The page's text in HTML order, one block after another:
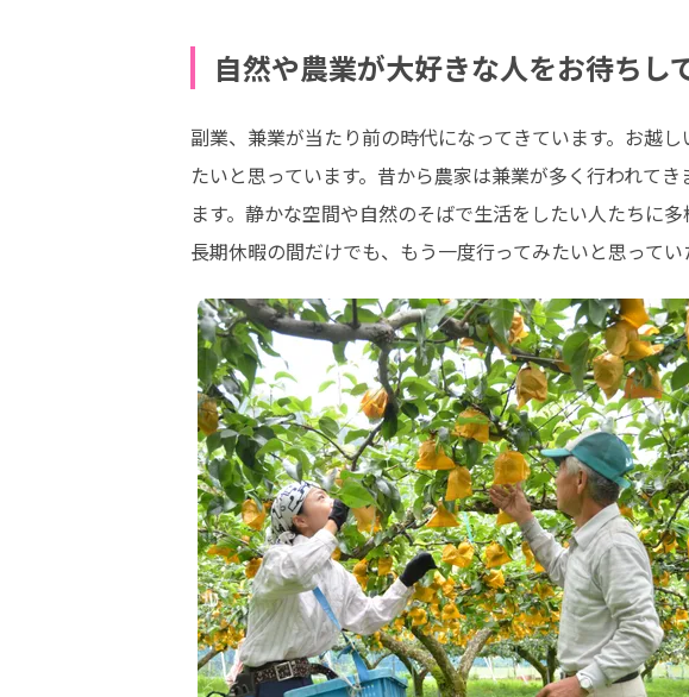
自然や農業が大好きな人をお待ちし
副業、兼業が当たり前の時代になってきています。お越
たいと思っています。昔から農家は兼業が多く行われて
ます。静かな空間や自然のそばで生活をしたい人たちに
長期休暇の間だけでも、もう一度行ってみたいと思ってい